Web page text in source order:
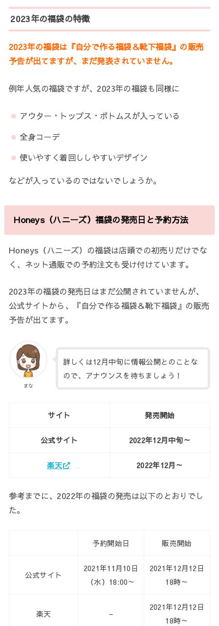
2023年の福袋の特徴
2023年の福袋は『自分で作る福袋＆靴下福袋』の販売
予告が出てますが、まだ発表されていません。
例年人気の福袋ですが、2023年の福袋も同様に
アウター・トップス・ボトムスが入っている
全身コーデ
使いやすく着回ししやすいデザイン
などが入っているのではないでしょうか。
Honeys（ハニーズ）福袋の発売日と予約方法
Honeys（ハニーズ）の福袋は店頭での初売りだけでな
く、ネット通販での予約注文も受け付けています。
2023年の福袋の発売日はまだ公開されていませんが、
公式サイトから、『自分で作る福袋＆靴下福袋』の販売
予告が出てます。
まな
詳しくは12月中旬に情報公開とのことな
ので、アナウンスを待ちましょう！
サイト 発売開始
公式サイト 2022年12月中旬～
楽天 2022年12月～
参考までに、2022年の福袋の発売は以下のとおりでし
た。
予約開始日 販売開始
公式サイト
2021年11月10日
（水）18:00～
2021年12月12日
18時～
楽天 –
2021年12月12日
18時～